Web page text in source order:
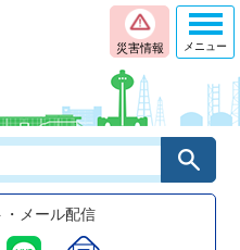
災害情報
メール配信
メニュー